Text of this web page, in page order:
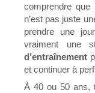
comprendre que
n’est pas juste
prendre une
vraiment une
d’entraînement
et continuer à
À 40 ou 50 ans,